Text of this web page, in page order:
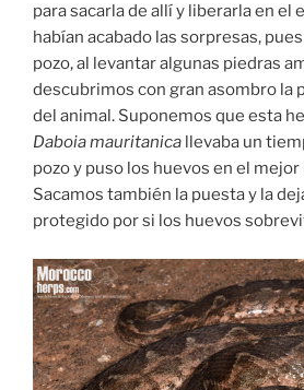
para sacarla de allí y liberarla en el
habían acabado las sorpresas,
pozo, al levantar algunas piedras
descubrimos con gran asombro la
del animal. Suponemos que esta
Daboia mauritanica llevaba un
pozo y puso los huevos en el
Sacamos también la puesta y la
protegido por si los huevos